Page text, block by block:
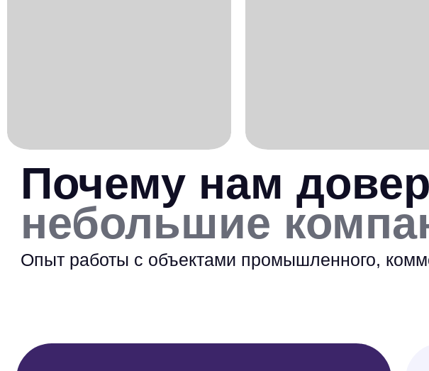
Почему нам
небольшие
Опыт работы с объектами промышленного,